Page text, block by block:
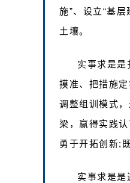
施”、设立“基
土壤。
实事求是是
摸准、把措施
调整组训模式
梁，赢得实践
勇于开拓创新;
实事求是是